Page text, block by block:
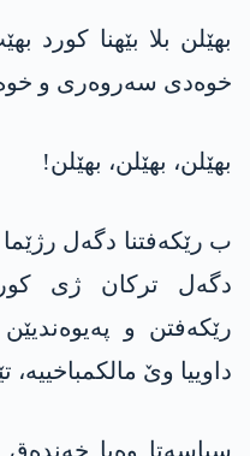
بھێلن بلا بێھنا
خوەدی سەروەری و
بھێلن، بھێلن، بھێلن!
ب رێکەفتنا دگەل رژێما
دگەل ترکان ژی
رێکەفتن و
داوییا وێ مالکمباخییە،
سیاسەتا وەیا